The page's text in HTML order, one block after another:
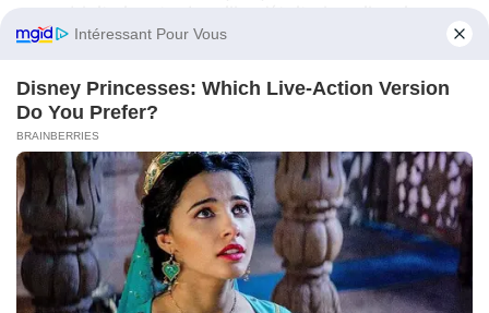
La nuit, les couloirs résonnaient des pleurs des
Le milliardaire, habitué à dormir dans le silence
de son lit de soie, se réveillait maintenant aux
gémissements feutrés. Il sautait hors du lit, le
cœur battant à mille à l’heure, et courait le long
des longs couloirs. À chaque fois, il trouvait le
garçonnet déjà éveillé, berçant un des triplés
avec délicatesse, tandis qu’il essayait de calmer